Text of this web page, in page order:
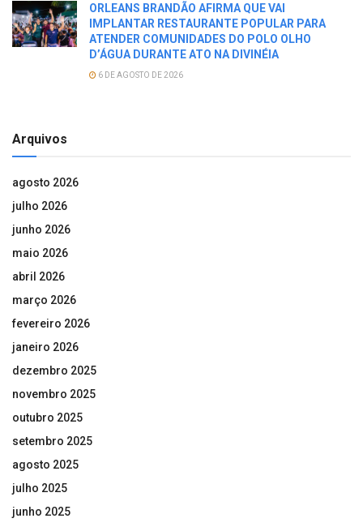
ORLEANS BRANDÃO AFIRMA QUE VAI
IMPLANTAR RESTAURANTE POPULAR PARA
ATENDER COMUNIDADES DO POLO OLHO
D’ÁGUA DURANTE ATO NA DIVINÉIA
6 DE AGOSTO DE 2026
Arquivos
agosto 2026
julho 2026
junho 2026
maio 2026
abril 2026
março 2026
fevereiro 2026
janeiro 2026
dezembro 2025
novembro 2025
outubro 2025
setembro 2025
agosto 2025
julho 2025
junho 2025